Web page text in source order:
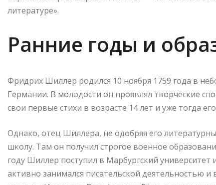
литературе».
Ранние годы и
Фридрих Шиллер родился 10 ноября 1759 года в
Германии. В молодости он проявлял творческие
свои первые стихи в возрасте 14 лет и уже тогда
Однако, отец Шиллера, не одобряя его
школу. Там он получил строгое военное
году Шиллер поступил в Марбургский университет
активно занимался писательской деятельностью